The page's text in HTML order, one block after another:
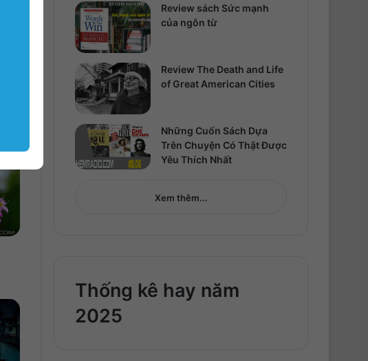
Review sách Sức mạnh
của ngôn từ
Review The Death and Life
of Great American Cities
Những Cuốn Sách Dựa
Trên Chuyện Có Thật Được
Yêu Thích Nhất
Xem thêm...
Thống kê hay năm
2025